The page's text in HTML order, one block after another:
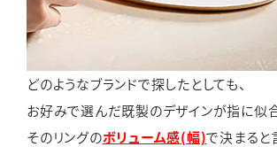
どのようなブランドで探したとしても、
お好みで選んだ既製のデザインが指に似
そのリングのボリューム感(幅)で決まると